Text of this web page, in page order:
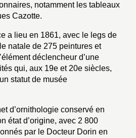
notamment les tableaux
Cazotte.
a lieu en 1861, avec le legs de
natale de 275 peintures et
déclencheur d’une
qui, aux 19e et 20e siècles,
statut de musée
d’ornithologie conservé en
état d’origine, avec 2 800
par le Docteur Dorin en